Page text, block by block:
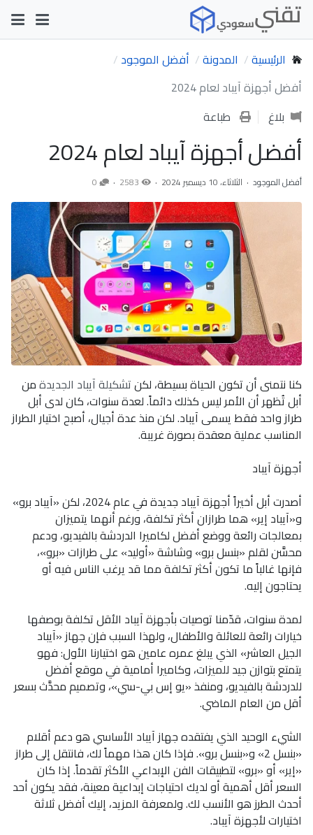
الرئيسية المدونة
أفضل الموجود
أفضل أجهزة آيباد لعام 2024
بلاغ
طباعة
أفضل أجهزة آيباد لعام 2024
أفضل الموجود الثلاثاء، 10 ديسمبر 2024
كنا نتمنى أن تكون الحياة بسيطة، لكنتشكيلة آيباد الجديدةمن
أبل تُظهر أن الأمر ليس كذلك دائماً. لعدة سنوات، كان لدى أبل
طراز واحد فقط يسمى آيباد. لكن منذ عدة أجيال، أصبح اختيار الطراز
المناسب عملية معقدة بصورة غريبة.
أجهزة آيباد
أصدرت أبل أخيراً أجهزة آيباد جديدة في عام 2024، لكن «آيباد برو»
و«آيباد إير» هما طرازان أكثر تكلفة، ورغم أنهما يتميزان
بمعالجات رائعة ووضع أفضل لكاميرا الدردشة بالفيديو، ودعم
محسَّن لقلم «بنسل برو» وشاشة «أوليد» على طرازات «برو»،
فإنها غالباً ما تكون أكثر تكلفة مما قد يرغب الناس فيه أو
يحتاجون إليه.
لمدة سنوات، قدّمنا توصيات بأجهزة آيباد الأقل تكلفة بوصفها
خيارات رائعة للعائلة والأطفال، ولهذا السبب فإن جهاز «آيباد
الجيل العاشر» الذي يبلغ عمره عامين هو اختيارنا الأول: فهو
يتمتع بتوازن جيد للميزات، وكاميرا أمامية في موقع أفضل
للدردشة بالفيديو، ومنفذ «يو إس بي-سي»، وتصميم محدَّث بسعر
أقل من العام الماضي.
الشيء الوحيد الذي يفتقده جهاز آيباد الأساسي هو دعم أقلام
«بنسل 2» و«بنسل برو». فإذا كان هذا مهماً لك، فانتقل إلى طراز
«إير» أو «برو» لتطبيقات الفن الإبداعي الأكثر تقدماً. إذا كان
السعر أقل أهمية أو لديك احتياجات إبداعية معينة، فقد يكون أحد
أحدث الطرز هو الأنسب لك. ولمعرفة المزيد، إليك أفضل ثلاثة
اختيارات لأجهزة آيباد.